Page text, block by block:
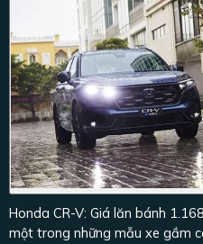
Honda CR-V: Giá lăn bánh
một trong những mẫu xe gầm